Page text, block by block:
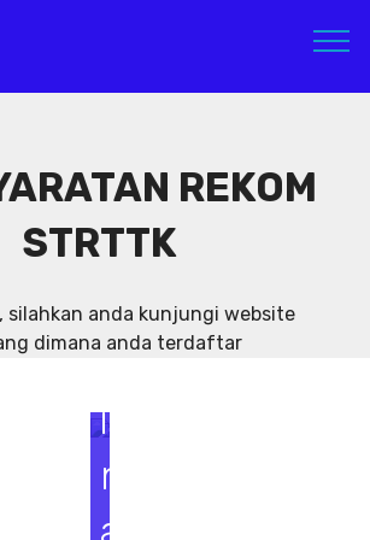
REKOM
STRTTK
silahkan anda kunjungi website
dimana anda terdaftar
S
e
m
i
n
a